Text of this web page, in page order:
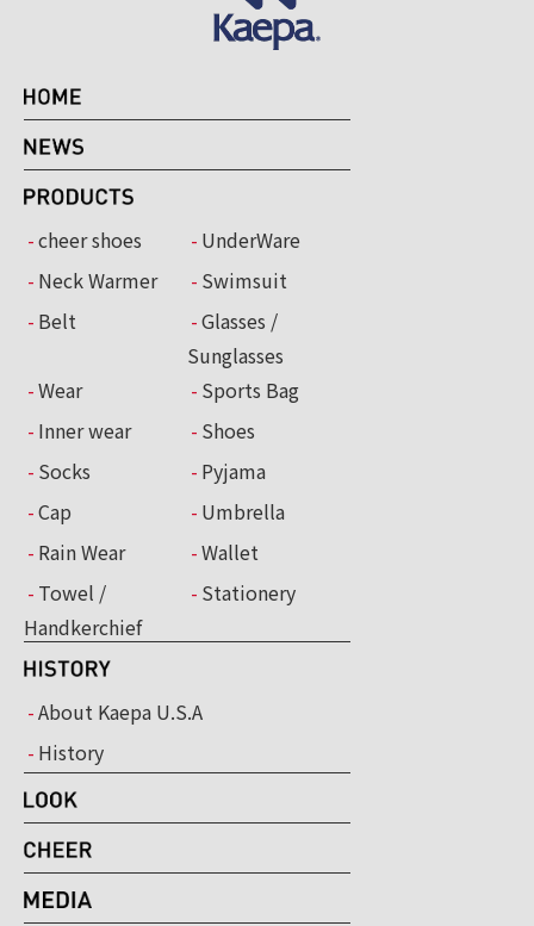
cheer shoes
UnderWare
Neck Warmer
Swimsuit
Belt
Glasses /
Sunglasses
Wear
Sports Bag
Inner wear
Shoes
Socks
Pyjama
Cap
Umbrella
Rain Wear
Wallet
Towel /
Handkerchief
Stationery
About Kaepa U.S.A
History